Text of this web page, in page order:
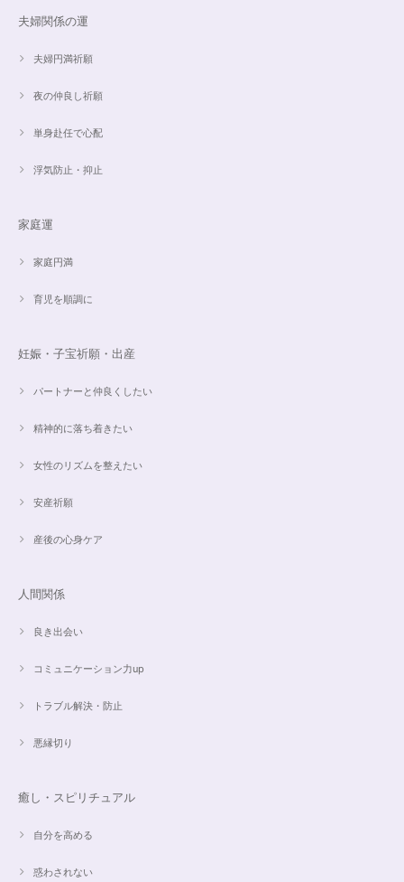
こんばんは。 商品受け取りました。 サイズ調整していただき、画像で見る
昨日、無事受け取りました。早速身につけています。 カイヤナイトがキラ
よい大きさです。 いつもありがとうございます。
すぐに手元に届きました。写真の通りで、とてもキレイで気にいっていま
す。ありがとうございました。
夫婦関係の運
夫婦円満祈願
夜の仲良し祈願
単身赴任で心配
浮気防止・抑止
家庭運
家庭円満
育児を順調に
妊娠・子宝祈願・出産
パートナーと仲良くしたい
精神的に落ち着きたい
女性のリズムを整えたい
安産祈願
産後の心身ケア
人間関係
良き出会い
コミュニケーション力up
トラブル解決・防止
悪縁切り
癒し・スピリチュアル
自分を高める
惑わされない